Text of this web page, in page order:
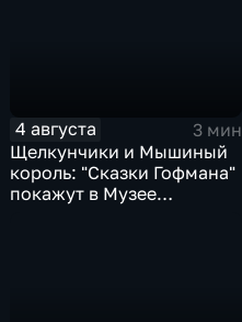
4 августа
3 мин
Щелкунчики и Мышиный
король: "Сказки Гофмана"
покажут в Музее